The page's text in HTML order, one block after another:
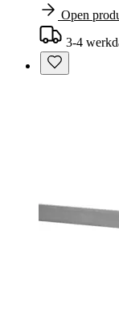
Open
3-4